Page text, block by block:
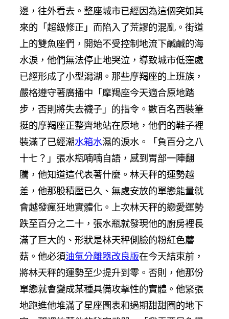
邊，往外看去。整座城市已經因為這個突如其
來的「超級修正」而陷入了荒謬的混亂。街道
上的雙魚座們，開始不受控制地流下鹹鹹的海
水淚，他們無法停止地哭泣，導致城市低窪處
已經形成了小型潟湖。那些摩羯座的上班族，
嚴格遵守著廣播中「摩羯座今天適合原地踏
步，否則將失去襪子」的指令。數百名西裝筆
挺的摩羯座正整齊地站在原地，他們的鞋子裡
裝滿了已經潮水箱水濕的淚水。「負百分之八
十七？」張水瓶喃喃自語，感到胃部一陣翻
騰，他知道這代表著什麼。林天秤的運勢越
差，他那股積壓已久、無處安放的單戀能量就
會越發瘋狂地實體化。上次林天秤的戀愛運勢
跌至百分之二十，張水瓶就發現他的廚房裡長
滿了巨大的、形狀是林天秤側臉的粉紅色蘑
菇。他必須油氣分離器改良版在今天結束前，
將林天秤的運勢至少提升到零。否則，他那份
單戀就會變成某種具備攻擊性的實體。他緊張
地跑進他堆滿了星座圖表和過期甜甜圈的地下